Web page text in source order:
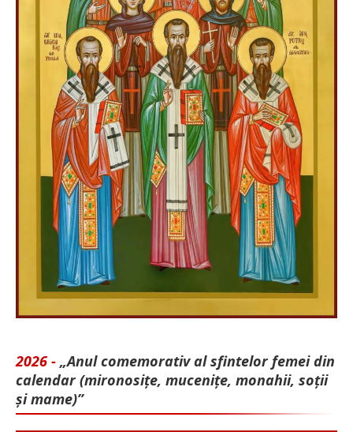
2026 - „Anul comemorativ al sfintelor femei din
calendar (mironosițe, mu­cenițe, monahii, soții
și mame)”